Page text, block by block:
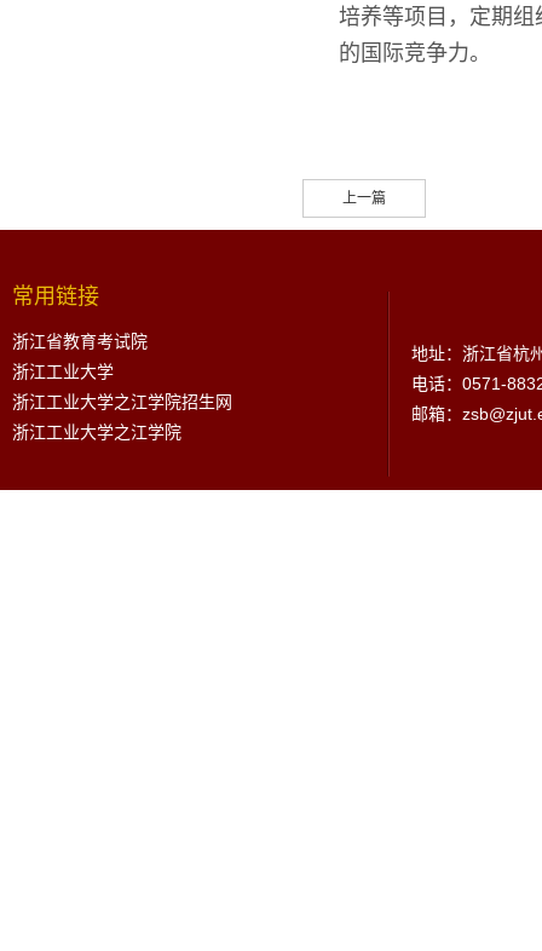
培养等项目，定期
的国际竞争力。
上一篇
常用链接
浙江省教育考试院
浙江工业大学
浙江工业大学之江学院招生网
浙江工业大学之江学院
地址：浙江省杭
电话：0571-
邮箱：